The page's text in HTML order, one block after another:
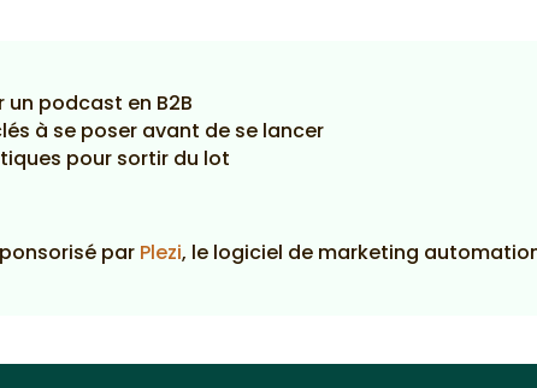
un podcast en B2B
à se poser avant de se lancer
pour sortir du lot
par Plezi, le logiciel de marketing